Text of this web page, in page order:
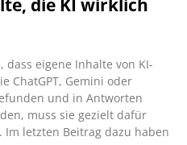
die KI wirklich
dass eigene Inhalte von KI-
ChatGPT, Gemini oder
und in Antworten
muss sie gezielt dafür
Im letzten Beitrag dazu haben